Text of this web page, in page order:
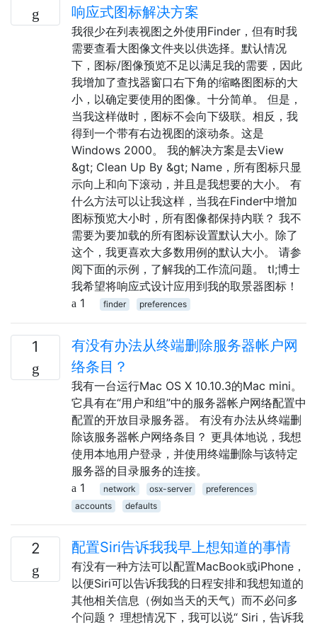
响应式图标解决方案
我很少在列表视图之外使用Finder，但有时我
需要查看大图像文件夹以供选择。默认情况
下，图标/图像预览不足以满足我的需要，因此
我增加了查找器窗口右下角的缩略图图标的大
小，以确定要使用的图像。十分简单。 但是，
当我这样做时，图标不会向下级联。相反，我
得到一个带有右边视图的滚动条。这是
Windows 2000。 我的解决方案是去View
&gt; Clean Up By &gt; Name，所有图标只显
示向上和向下滚动，并且是我想要的大小。 有
什么方法可以让我这样，当我在Finder中增加
图标预览大小时，所有图像都保持内联？ 我不
需要为要加载的所有图标设置默认大小。除了
这个，我更喜欢大多数用例的默认大小。 请参
阅下面的示例，了解我的工作流问题。 tl;博士
我希望将响应式设计应用到我的取景器图标！
1
finder preferences
1
有没有办法从终端删除服务器帐户网
络条目？
我有一台运行Mac OS X 10.10.3的Mac mini。
它具有在“用户和组”中的服务器帐户网络配置中
配置的开放目录服务器。 有没有办法从终端删
除该服务器帐户网络条目？ 更具体地说，我想
使用本地用户登录，并使用终端删除与该特定
服务器的目录服务的连接。
1
network osx-server
preferences
accounts
defaults
2 配置Siri告诉我我早上想知道的事情
有没有一种方法可以配置MacBook或iPhone，
以便Siri可以告诉我我的日程安排和我想知道的
其他相关信息（例如当天的天气）而不必问多
个问题？ 理想情况下，我可以说“ Siri，告诉我